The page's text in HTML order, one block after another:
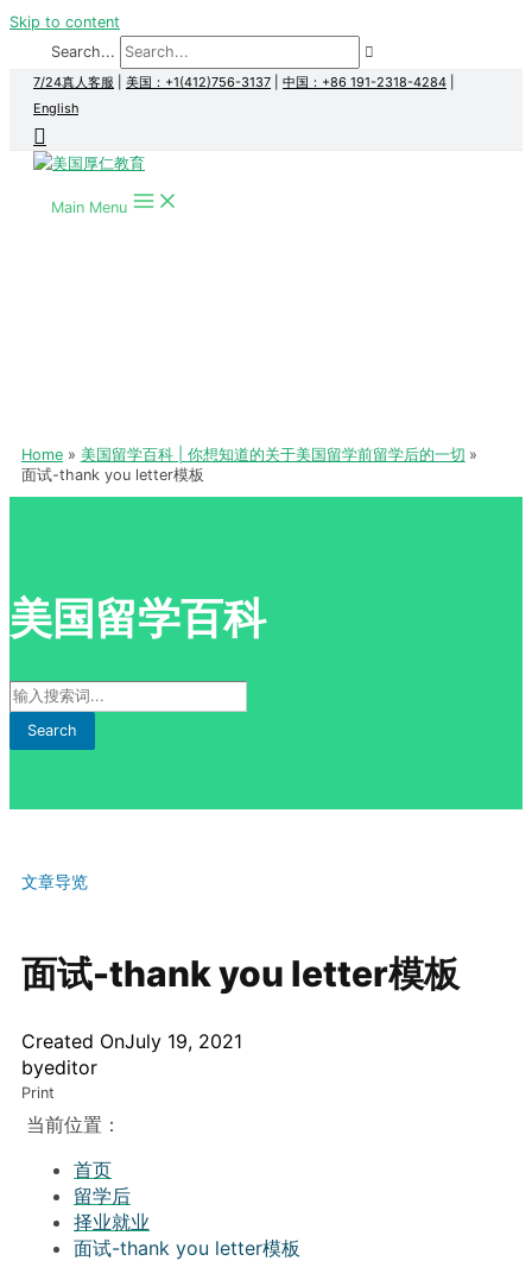
Skip to content
Search...
7/24真人客服 美国：+1(412)756-3137 中国：+86 191-2318-4284
English
Main Menu
Home
美国留学百科 | 你想知道的关于美国留学前留学后的一切
面试-thank you letter模板
美国留学百科
Search
面试-thank you letter模板
Created OnJuly 19, 2021
byeditor
Print
当前位置：
首页
留学后
择业就业
面试-thank you letter模板
文章导览